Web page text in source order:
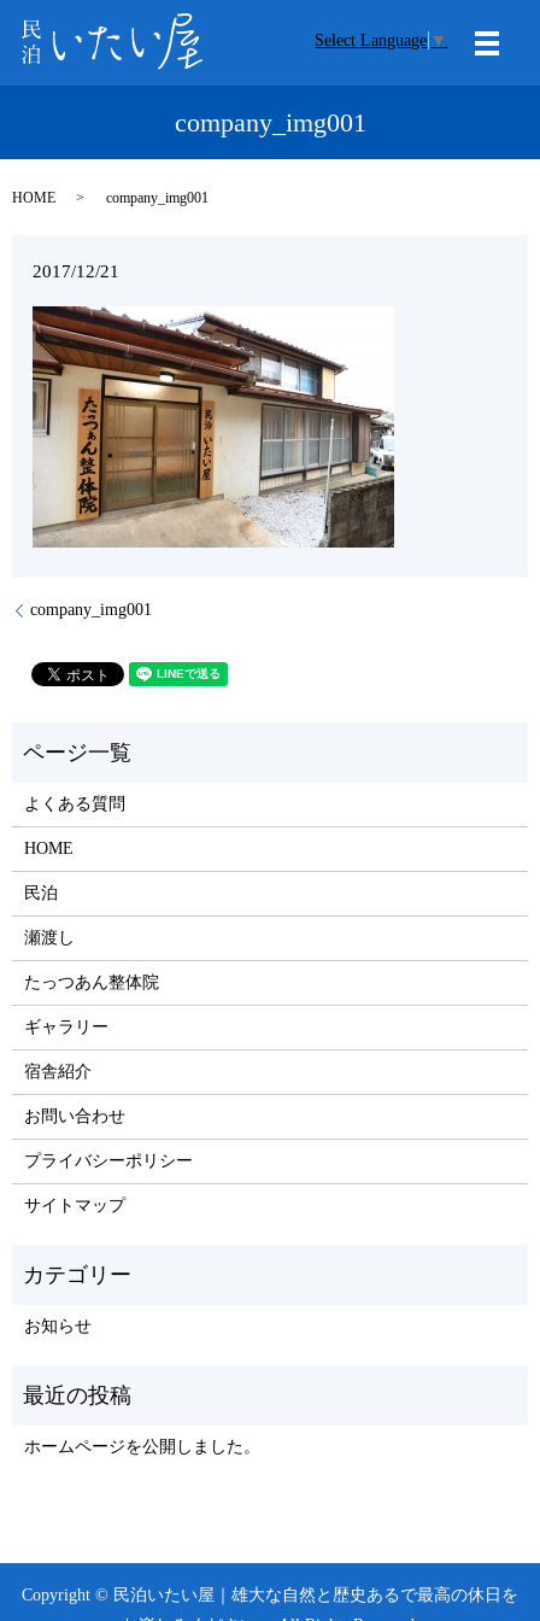
Select Language ▼
メニ
company_img001
HOME company_img001
2017/12/21
company_img001
よくある質問
HOME
民泊
瀬渡し
たっつあん整体院
ギャラリー
宿舎紹介
お問い合わせ
プライバシーポリシー
サイトマップ
お知らせ
ホームページを公開しました。
Copyright © 民泊いたい屋｜雄大な自然と歴史あるで最高の休日を